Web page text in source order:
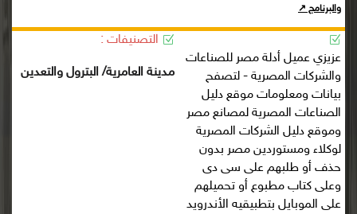
والبرنامج ↗
التصنيفات :
مدينة العامرية/ البترول والتعدين
عزيزي عميل أدلة مصر للصناعات
والشركات المصرية - لتصفح
بيانات ومعلومات موقع دليل
الصناعات المصرية لمصانع مصر
وموقع دليل الشركات المصرية
لوكلاء ومستوردين مصر بدون
حذف أو طلبهم على سى دى
وعلى كتاب مطبوع أو تحميلهم
على الموبايل بتطبيقيه الأندرويد